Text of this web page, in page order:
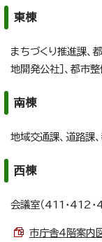
東棟
まちづくり推進課、
地開発公社］、都市
南棟
地域交通課、道路課
西棟
会議室（411・412・
市庁舎4階案内